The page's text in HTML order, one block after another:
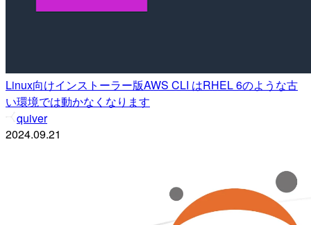
Linux向けインストーラー版AWS CLI はRHEL 6のような古
い環境では動かなくなります
quiver
2024.09.21